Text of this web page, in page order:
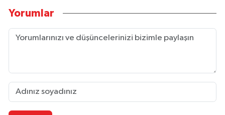
Yorumlar